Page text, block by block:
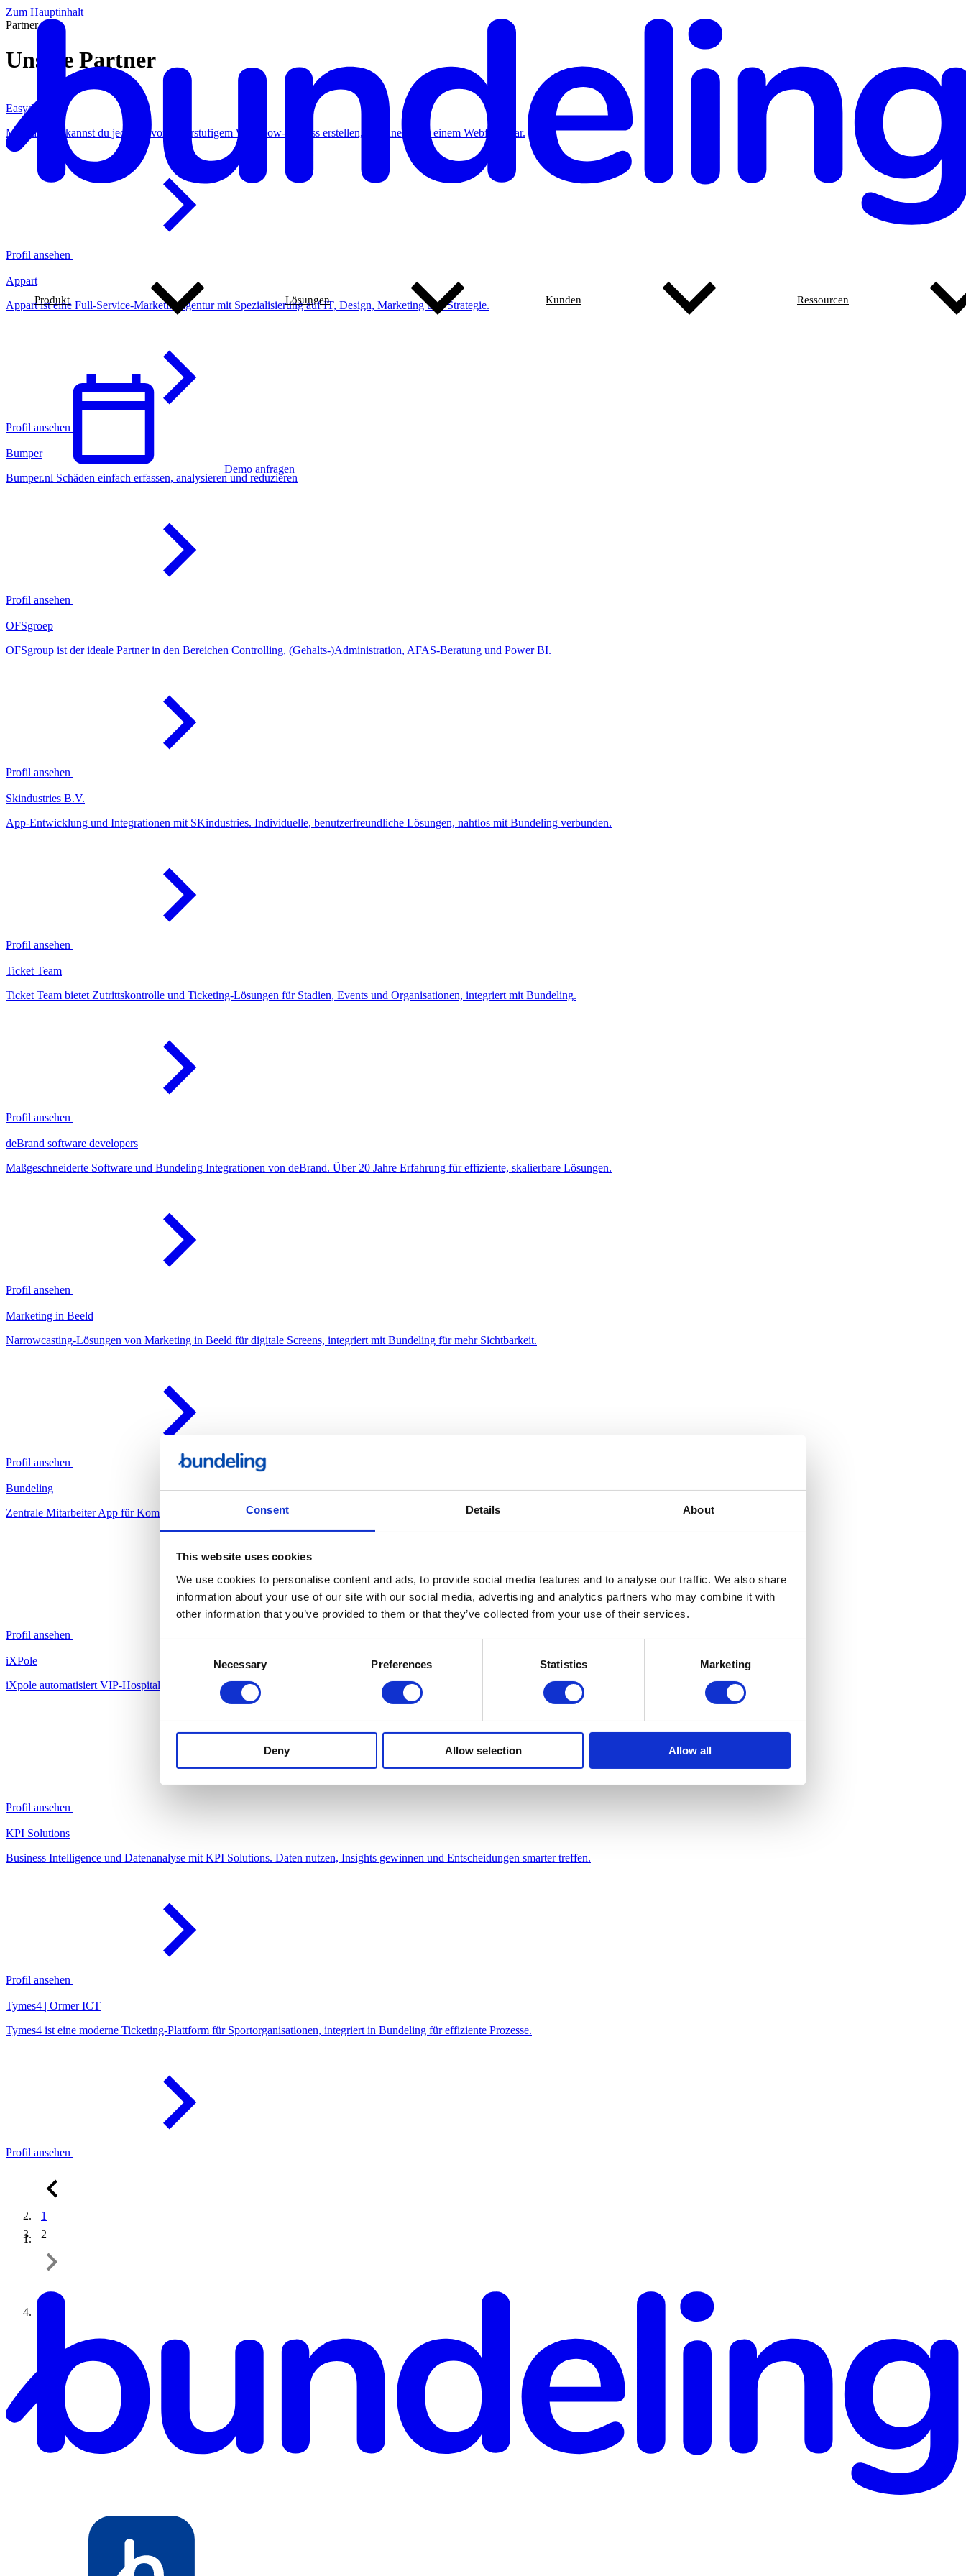
Consent Details About
This website uses cookies
We use cookies to personalise content and ads, to provide social media features and to analyse our traffic. We also share
information about your use of our site with our social media, advertising and analytics partners who may combine it with
other information that you’ve provided to them or that they’ve collected from your use of their services.
Necessary Preferences Statistics Marketing
Deny Allow selection Allow all
Zum Hauptinhalt
Produkt Lösungen Kunden Ressourcen
Demo anfragen
Partner
Unsere Partner
Easydus
Mit Easydus kannst du jede Art von mehrstufigem Workflow-Prozess erstellen, beginnend mit einem Webformular.
Profil ansehen
Appart
Appart ist eine Full-Service-Marketingagentur mit Spezialisierung auf IT, Design, Marketing und Strategie.
Profil ansehen
Bumper
Bumper.nl Schäden einfach erfassen, analysieren und reduzieren
Profil ansehen
OFSgroep
OFSgroup ist der ideale Partner in den Bereichen Controlling, (Gehalts-)Administration, AFAS-Beratung und Power BI.
Profil ansehen
Skindustries B.V.
App-Entwicklung und Integrationen mit SKindustries. Individuelle, benutzerfreundliche Lösungen, nahtlos mit Bundeling verbunden.
Profil ansehen
Ticket Team
Ticket Team bietet Zutrittskontrolle und Ticketing-Lösungen für Stadien, Events und Organisationen, integriert mit Bundeling.
Profil ansehen
deBrand software developers
Maßgeschneiderte Software und Bundeling Integrationen von deBrand. Über 20 Jahre Erfahrung für effiziente, skalierbare Lösungen.
Profil ansehen
Marketing in Beeld
Narrowcasting-Lösungen von Marketing in Beeld für digitale Screens, integriert mit Bundeling für mehr Sichtbarkeit.
Profil ansehen
Bundeling
Zentrale Mitarbeiter App für Kommunikation und Zusammenarbeit. Bundeling vernetzt Teams, optimiert Prozesse und ist DSGVO-konform.
Profil ansehen
iXPole
iXpole automatisiert VIP-Hospitality und Sponsoring. Mehr Effizienz, bessere Customer Journey und höhere Umsätze, integriert mit Bundeling.
Profil ansehen
KPI Solutions
Business Intelligence und Datenanalyse mit KPI Solutions. Daten nutzen, Insights gewinnen und Entscheidungen smarter treffen.
Profil ansehen
Tymes4 | Ormer ICT
Tymes4 ist eine moderne Ticketing-Plattform für Sportorganisationen, integriert in Bundeling für effiziente Prozesse.
Profil ansehen
1
2